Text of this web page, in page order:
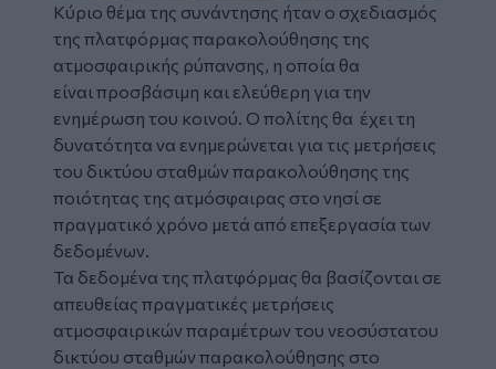
Κύριο θέμα της συνάντησης ήταν ο σχεδιασμός
της πλατφόρμας παρακολούθησης της
ατμοσφαιρικής ρύπανσης, η οποία θα
είναι προσβάσιμη και ελεύθερη για την
ενημέρωση του κοινού. Ο πολίτης θα έχει τη
δυνατότητα να ενημερώνεται για τις μετρήσεις
του δικτύου σταθμών παρακολούθησης της
ποιότητας της ατμόσφαιρας στο νησί σε
πραγματικό χρόνο μετά από επεξεργασία των
δεδομένων.
Τα δεδομένα της πλατφόρμας θα βασίζονται σε
απευθείας πραγματικές μετρήσεις
ατμοσφαιρικών παραμέτρων του νεοσύστατου
δικτύου σταθμών παρακολούθησης στο